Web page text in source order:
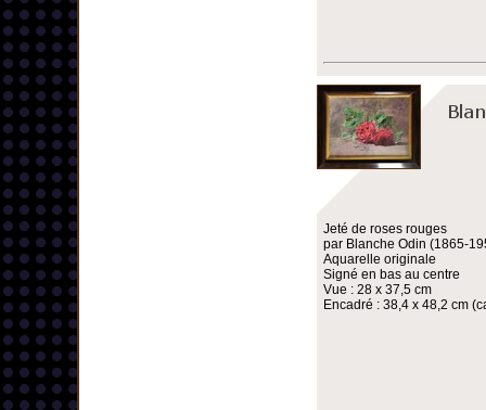
Jeté de roses rouges
par Blanche Odin (1865-
Aquarelle originale
Signé en bas au centre
Vue : 28 x 37,5 cm
Encadré : 38,4 x 48,2 cm